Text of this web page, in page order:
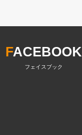
FACEBOOK